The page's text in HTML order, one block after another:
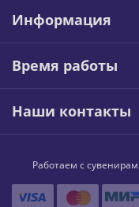
Информация
Время работы
Наши контакты
Работаем с